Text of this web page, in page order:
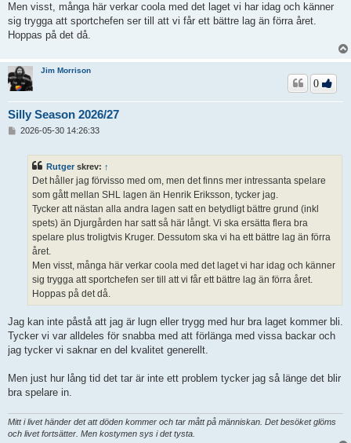
Men visst, många här verkar coola med det laget vi har idag och känner
sig trygga att sportchefen ser till att vi får ett bättre lag än förra året.
Hoppas på det då.
Jim Morrison
Silly Season 2026/27
0
2026-05-30 14:26:33
Rutger skrev: ↑
Det håller jag förvisso med om, men det finns mer intressanta spelare
som gått mellan SHL lagen än Henrik Eriksson, tycker jag.
Tycker att nästan alla andra lagen satt en betydligt bättre grund (inkl
spets) än Djurgården har satt så här långt. Vi ska ersätta flera bra
spelare plus troligtvis Kruger. Dessutom ska vi ha ett bättre lag än förra
året.
Men visst, många här verkar coola med det laget vi har idag och känner
sig trygga att sportchefen ser till att vi får ett bättre lag än förra året.
Hoppas på det då.
Jag kan inte påstå att jag är lugn eller trygg med hur bra laget kommer bli.
Tycker vi var alldeles för snabba med att förlänga med vissa backar och
jag tycker vi saknar en del kvalitet generellt.
Men just hur lång tid det tar är inte ett problem tycker jag så länge det blir
bra spelare in.
Mitt i livet händer det att döden kommer och tar mått på människan. Det besöket glöms
och livet fortsätter. Men kostymen sys i det tysta.